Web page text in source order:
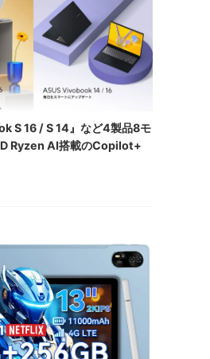
S 16 / S 14』など4製品8モ
Ryzen AI搭載のCopilot+